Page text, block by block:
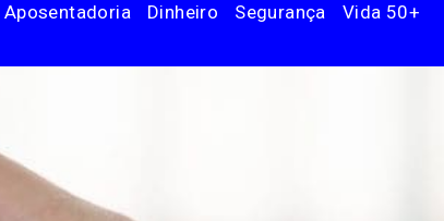
Aposentadoria Dinheiro Segurança Vida 50+